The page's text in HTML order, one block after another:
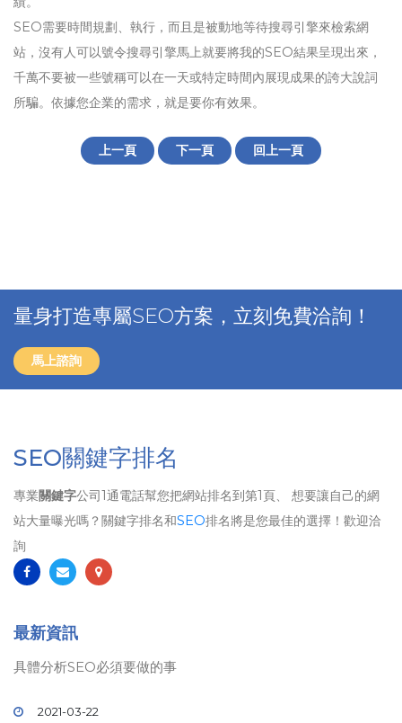
SEO需要時間規劃、執行，而且是被動地等待搜尋引擎來檢索網
站，沒有人可以號令搜尋引擎馬上就要將我的SEO結果呈現出來，
千萬不要被一些號稱可以在一天或特定時間內展現成果的誇大說詞
所騙。依據您企業的需求，就是要你有效果。
上一頁 下一頁 回上一頁
量身打造專屬SEO方案，立刻免費洽詢！
馬上諮詢
SEO關鍵字排名
專業關鍵字公司1通電話幫您把網站排名到第1頁、 想要讓自己的網
站大量曝光嗎？關鍵字排名和SEO排名將是您最佳的選擇！歡迎洽
詢
最新資訊
具體分析SEO必須要做的事
2021-03-22